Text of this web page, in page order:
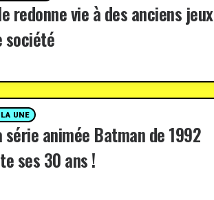
redonne vie à des anciens jeux
société
UNE
série animée Batman de 1992
ses 30 ans !